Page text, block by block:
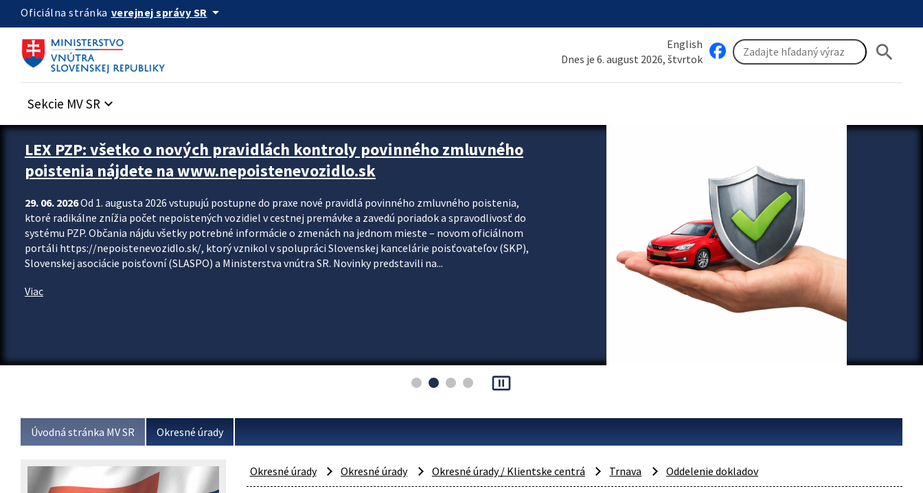
Preskocit na hlavný obsah
Oficiálna stránka verejnej správy SR arrow_drop_down
English
Dnes je 6. august 2026, štvrtok
search
Sekcie MV SR keyboard_arrow_down
Zastavit automatický posun upútavok
LEX PZP: všetko o nových pravidlách kontroly povinného zmluvného
poistenia nájdete na www.nepoistenevozidlo.sk
29. 06. 2026Od 1. augusta 2026 vstupujú postupne do praxe nové pravidlá povinného zmluvného poistenia,
ktoré radikálne znížia počet nepoistených vozidiel v cestnej premávke a zavedú poriadok a spravodlivosť do
systému PZP. Občania nájdu všetky potrebné informácie o zmenách na jednom mieste – novom oficiálnom
portáli https://nepoistenevozidlo.sk/, ktorý vznikol v spolupráci Slovenskej kancelárie poisťovateľov (SKP),
Slovenskej asociácie poisťovní (SLASPO) a Ministerstva vnútra SR. Novinky predstavili na...
Viac
pause_presentation
Úvodná stránka MV SR Okresné úrady
Okresné úrady Okresné úrady Okresné úrady / Klientske centrá Trnava Oddelenie dokladov